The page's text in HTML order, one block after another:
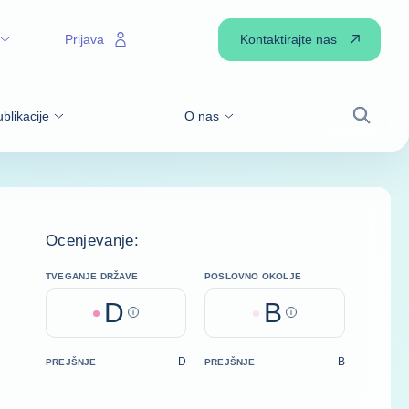
O nas
Iskanje
Prijava Kontaktirajte nas
Ocenjevanje:
TVEGANJE DRŽAVE
D Help
POSLOVNO OKOLJE
B Help
PREJŠNJE D PREJŠNJE B